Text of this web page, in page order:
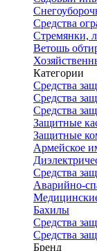
Средства
Стремянки,
Ветошь
Категории
Средства
Средства
Средства
Защитные
Защитные
Армейское
Средства
Аварийно-
Бахилы
Средства
Средства
Бренд